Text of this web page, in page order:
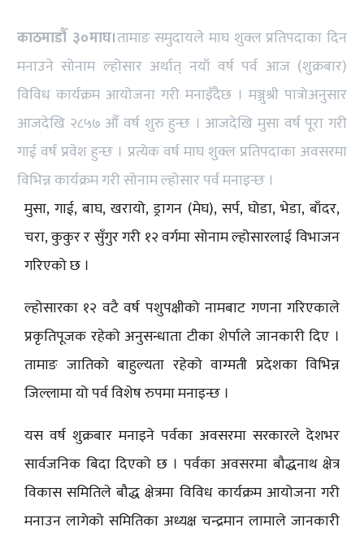
काठमाडौँ ३०माघ।तामाङ समुदायले माघ शुक्ल प्रतिपदाका दिन
मनाउने सोनाम ल्होसार अर्थात् नयाँ वर्ष पर्व आज (शुक्रबार)
विविध कार्यक्रम आयोजना गरी मनाइँदैछ । मञ्जुश्री पात्रोअनुसार
आजदेखि २८५७ औँ वर्ष शुरु हुन्छ । आजदेखि मुसा वर्ष पूरा गरी
गाई वर्ष प्रवेश हुन्छ । प्रत्येक वर्ष माघ शुक्ल प्रतिपदाका अवसरमा
विभिन्न कार्यक्रम गरी सोनाम ल्होसार पर्व मनाइन्छ ।
मुसा, गाई, बाघ, खरायो, ड्रागन (मेघ), सर्प, घोडा, भेडा, बाँदर,
चरा, कुकुर र सुँगुर गरी १२ वर्गमा सोनाम ल्होसारलाई विभाजन
गरिएको छ ।
ल्होसारका १२ वटै वर्ष पशुपक्षीको नामबाट गणना गरिएकाले
प्रकृतिपूजक रहेको अनुसन्धाता टीका शेर्पाले जानकारी दिए ।
तामाङ जातिको बाहुल्यता रहेको वाग्मती प्रदेशका विभिन्न
जिल्लामा यो पर्व विशेष रुपमा मनाइन्छ ।
यस वर्ष शुक्रबार मनाइने पर्वका अवसरमा सरकारले देशभर
सार्वजनिक बिदा दिएको छ । पर्वका अवसरमा बौद्धनाथ क्षेत्र
विकास समितिले बौद्ध क्षेत्रमा विविध कार्यक्रम आयोजना गरी
मनाउन लागेको समितिका अध्यक्ष चन्द्रमान लामाले जानकारी